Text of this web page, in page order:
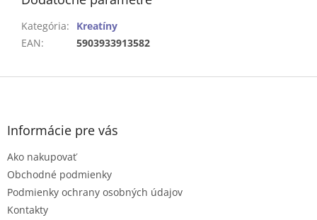
Kategória:
Kreatíny
EAN: 5903933913582
Z
Informácie pre vás
Ako nakupovať
Obchodné podmienky
Podmienky ochrany osobných údajov
Kontakty